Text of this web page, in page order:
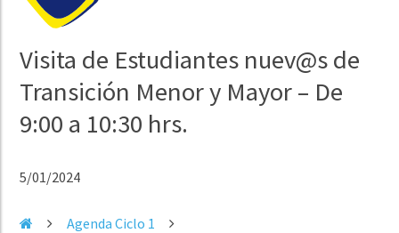
Visita de Estudiantes nuev@s de
Transición Menor y Mayor – De
9:00 a 10:30 hrs.
5/01/2024
Agenda Ciclo 1